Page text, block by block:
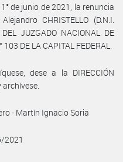
de junio de 2021, la renuncia
CHRISTELLO (D.N.I.
JUZGADO NACIONAL DE
DE LA CAPITAL FEDERAL.
dese a la DIRECCIÓN
archívese.
- Martín Ignacio Soria
2021